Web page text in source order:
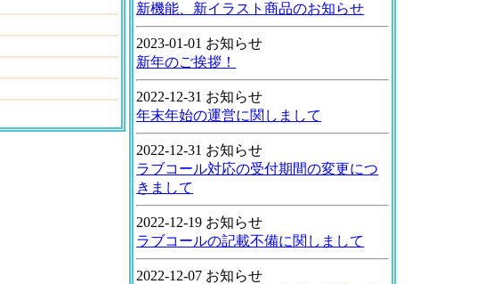
新機能、新イラスト商品のお知らせ
2023-01-01 お知らせ
新年のご挨拶！
2022-12-31 お知らせ
年末年始の運営に関しまして
2022-12-31 お知らせ
ラブコール対応の受付期間の変更につ
きまして
2022-12-19 お知らせ
ラブコールの記載不備に関しまして
2022-12-07 お知らせ